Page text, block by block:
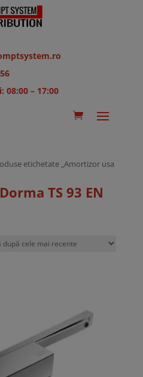
08:00 – 17:00
etichetate „Amortizor usa
TS 93 EN